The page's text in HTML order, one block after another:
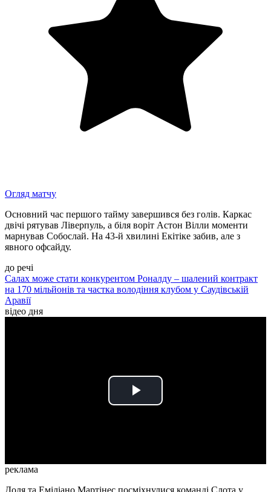
Огляд матчу
Основний час першого тайму завершився без голів. Каркас
двічі рятував Ліверпуль, а біля воріт Астон Вілли моменти
марнував Собослай. На 43-й хвилині Екітіке забив, але з
явного офсайду.
до речі
Салах може стати конкурентом Роналду – шалений контракт
на 170 мільйонів та частка володіння клубом у Саудівській
Аравії
відео дня
Play
реклама